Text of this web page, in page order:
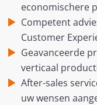
economischere
Competent
Customer
Geavanceerde
verticaal
After-sales
uw wensen